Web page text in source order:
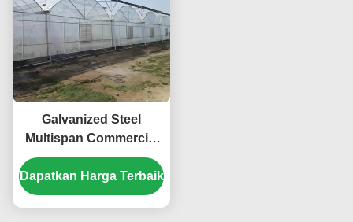
Galvanized Steel
Multispan Commercial
Polycarbonate
Greenhouse Panjang
yang disesuaikan
Dapatkan Harga Terbaik